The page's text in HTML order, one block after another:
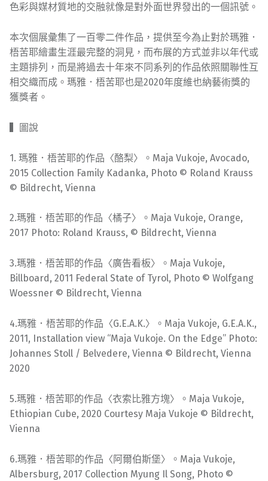
色彩與媒材質地的交融就像是對外面世界發出的一個訊號。
本次個展彙集了一百零二件作品，提供至今為止對於瑪雅．
梧苦耶繪畫生涯最完整的洞見，而布展的方式並非以年代或
主題排列，而是將過去十年來不同系列的作品依照關聯性互
相交織而成。瑪雅．梧苦耶也是2020年度維也納藝術獎的
獲獎者。
▍圖說
1. 瑪雅．梧苦耶的作品〈酪梨〉。Maja Vukoje, Avocado,
2015 Collection Family Kadanka, Photo © Roland Krauss
© Bildrecht, Vienna
2.瑪雅．梧苦耶的作品〈橘子〉。Maja Vukoje, Orange,
2017 Photo: Roland Krauss, © Bildrecht, Vienna
3.瑪雅．梧苦耶的作品〈廣告看板〉。Maja Vukoje,
Billboard, 2011 Federal State of Tyrol, Photo © Wolfgang
Woessner © Bildrecht, Vienna
4.瑪雅．梧苦耶的作品〈G.E.A.K.〉。Maja Vukoje, G.E.A.K.,
2011, Installation view “Maja Vukoje. On the Edge” Photo:
Johannes Stoll / Belvedere, Vienna © Bildrecht, Vienna
2020
5.瑪雅．梧苦耶的作品〈衣索比雅方塊〉。Maja Vukoje,
Ethiopian Cube, 2020 Courtesy Maja Vukoje © Bildrecht,
Vienna
6.瑪雅．梧苦耶的作品〈阿爾伯斯堡〉。Maja Vukoje,
Albersburg, 2017 Collection Myung Il Song, Photo ©